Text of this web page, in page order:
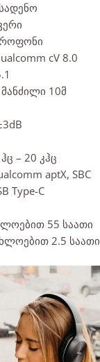
cV 8.0
10მ
– 20 კჰც
aptX, SBC
Type-C
55 საათი
2.5 საათი